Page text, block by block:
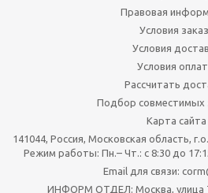
Правовая
Условия
Условия
Условия
Рассчитать
Подбор совместимых
Карта сайта
141044, Россия, Московская область,
Режим работы: Пн.– Чт.: с 8:30 до
Email для связи:
ИНФОРМ ОТДЕЛ: Москва, улица